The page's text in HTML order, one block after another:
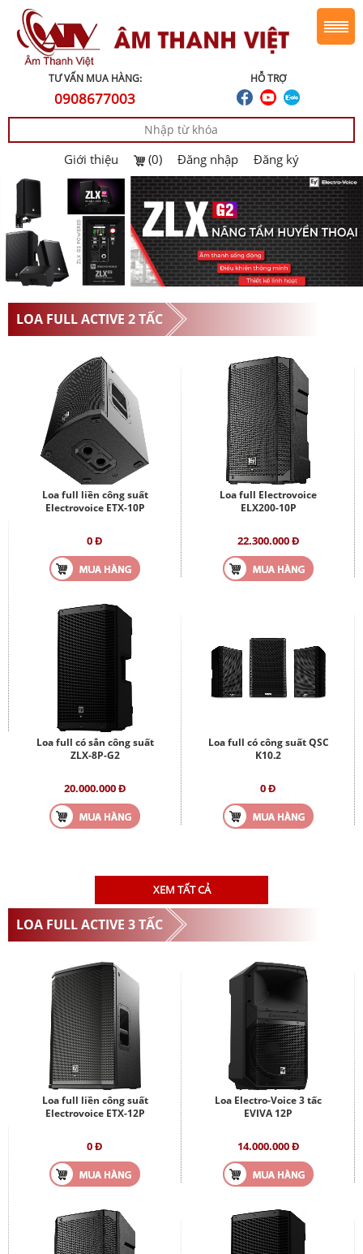
HỖ TRỢ
TƯ VẤN MUA HÀNG:
0908677003
Giới thiệu (0) Đăng nhập Đăng ký
LOA FULL ACTIVE 2 TẤC
Loa full liền công suất
Electrovoice ETX-10P
0 Đ
Loa full Electrovoice
ELX200-10P
22.300.000 Đ
Loa full có sẳn công suất
ZLX-8P-G2
20.000.000 Đ
Loa full có công suất QSC
K10.2
0 Đ
XEM TẤT CẢ
LOA FULL ACTIVE 3 TẤC
Loa full liền công suất
Electrovoice ETX-12P
0 Đ
Loa Electro-Voice 3 tấc
EVIVA 12P
14.000.000 Đ